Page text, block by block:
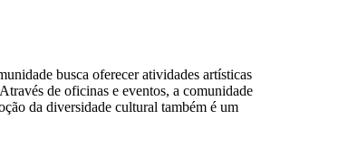
busca oferecer atividades artísticas
de oficinas e eventos, a comunidade
da diversidade cultural também é um